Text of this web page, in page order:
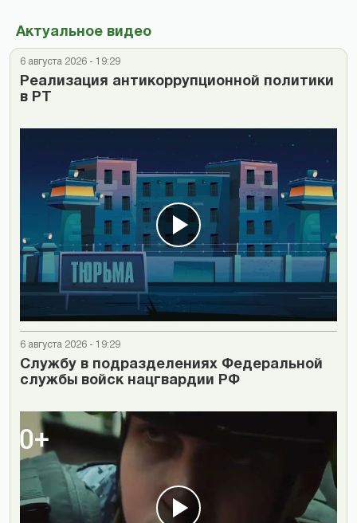
Актуальное видео
6 августа 2026 - 19:29
Реализация антикоррупционной политики
в РТ
6 августа 2026 - 19:29
Cлужбу в подразделениях Федеральной
службы войск нацгвардии РФ